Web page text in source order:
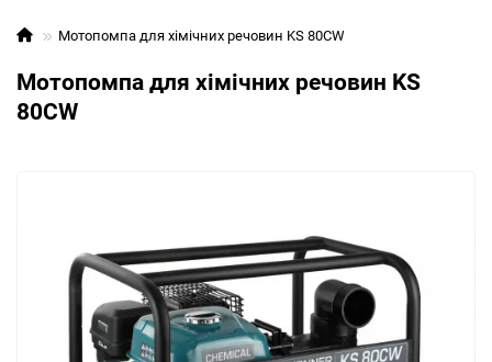
Мотопомпа для хімічних речовин KS 80CW
Мотопомпа для хімічних речовин KS
80CW